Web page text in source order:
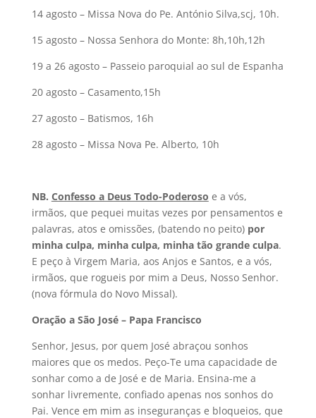
14 agosto – Missa Nova do Pe. António Silva,scj, 10h.
15 agosto – Nossa Senhora do Monte: 8h,10h,12h
19 a 26 agosto – Passeio paroquial ao sul de Espanha
20 agosto – Casamento,15h
27 agosto – Batismos, 16h
28 agosto – Missa Nova Pe. Alberto, 10h
NB. Confesso a Deus Todo-Poderoso e a vós,
irmãos, que pequei muitas vezes por pensamentos e
palavras, atos e omissões, (batendo no peito) por
minha culpa, minha culpa, minha tão grande culpa.
E peço à Virgem Maria, aos Anjos e Santos, e a vós,
irmãos, que rogueis por mim a Deus, Nosso Senhor.
(nova fórmula do Novo Missal).
Oração a São José – Papa Francisco
Senhor, Jesus, por quem José abraçou sonhos
maiores que os medos. Peço-Te uma capacidade de
sonhar como a de José e de Maria. Ensina-me a
sonhar livremente, confiado apenas nos sonhos do
Pai. Vence em mim as inseguranças e bloqueios, que